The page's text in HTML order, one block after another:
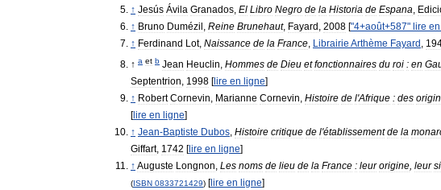
↑ Jesús Ávila Granados, El Libro Negro de la Historia de Espana,
↑ Bruno Dumézil , Reine Brunehaut, Fayard , 2008 ["4+août+587" lire en
↑ Ferdinand Lot, Naissance de la France, Librairie Arthème Fayard ,
↑ a et b Jean Heuclin, Hommes de Dieu et fonctionnaires du roi : en
Septentrion, 1998 [lire en ligne]
↑ Robert Cornevin, Marianne Cornevin, Histoire de l'Afrique : des
[lire en ligne]
↑ Jean-Baptiste Dubos, Histoire critique de l'établissement de la
Giffart, 1742 [lire en ligne]
↑ Auguste Longnon, Les noms de lieu de la France : leur origine, leur
(ISBN 0833721429) [lire en ligne]